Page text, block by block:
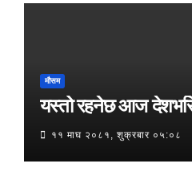
मौसम
यस्तो रहनेछ आज
११ माघ २०८१, शुक्रबार ०५:०८